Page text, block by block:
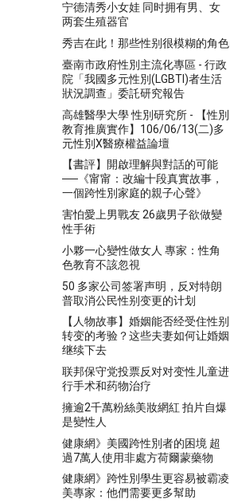
宁德清秀小女娃 同时拥有男、女
两套生殖器官
秀吉在此！那些性别很模糊的角色
臺南市政府性別主流化專區 - 行政
院「我國多元性別(LGBTI)者生活
狀況調查」委託研究報告
高雄醫學大學 性別研究所 - 【性別
教育推廣實作】106/06/13(二)多
元性別X醫療權益論壇
【書評】開啟理解與對話的可能
──《甯甯：改編十段真實故事，
一個跨性別家庭的親子心聲》
害怕愛上男戰友 26歲男子欲做變
性手術
小夥一心變性做女人 專家：性角
色教育不該忽視
50 多家公司签署声明，反对特朗
普取消公民性别变更的计划
【人物故事】婚姻能否经受住性别
转变的考验？这些夫妻如何让婚姻
继续下去
联邦保守党投票反对对变性儿童进
行手术和药物治疗
擁逾2千萬粉絲美妝網紅 拍片自爆
是變性人
健康網》美國跨性別者的困境 超
過7萬人使用非處方荷爾蒙藥物
健康網》跨性別學生更容易被霸凌
美專家：他們需要更多幫助